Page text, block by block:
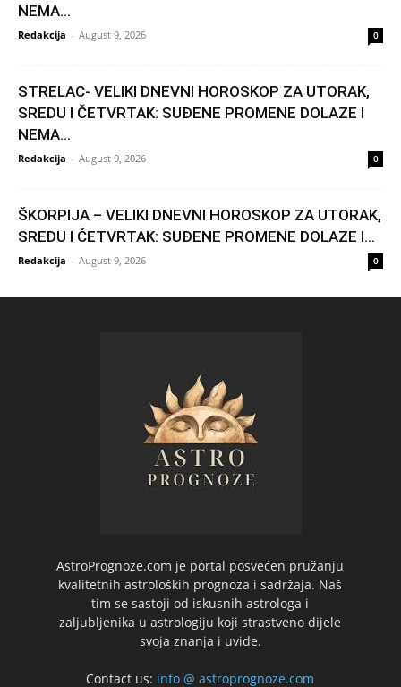
NEMA...
Redakcija - August 9, 2026 0
STRELAC- VELIKI DNEVNI HOROSKOP ZA UTORAK,
SREDU I ČETVRTAK: SUĐENE PROMENE DOLAZE I
NEMA...
Redakcija - August 9, 2026 0
ŠKORPIJA – VELIKI DNEVNI HOROSKOP ZA UTORAK,
SREDU I ČETVRTAK: SUĐENE PROMENE DOLAZE I...
Redakcija - August 9, 2026 0
AstroPrognoze.com je portal posvećen pružanju
kvalitetnih astroloških prognoza i sadržaja. Naš
tim se sastoji od iskusnih astrologa i
zaljubljenika u astrologiju koji strastveno dijele
svoja znanja i uvide.
Contact us: info @ astroprognoze.com